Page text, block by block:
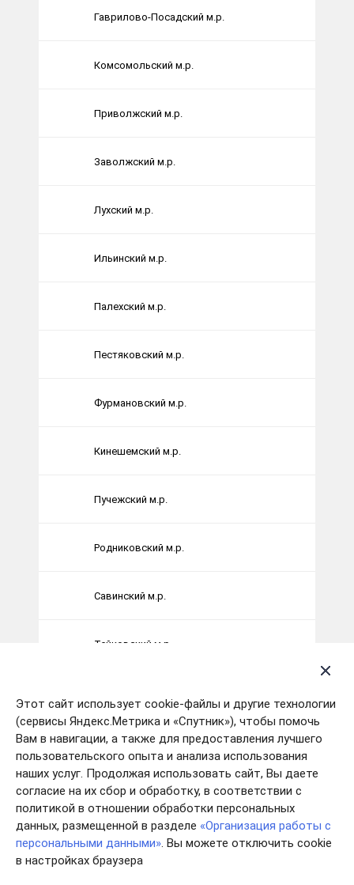
Этот сайт использует cookie-файлы и другие технологии
(сервисы Яндекс.Метрика и «Спутник»), чтобы помочь
Вам в навигации, а также для предоставления лучшего
пользовательского опыта и анализа использования
наших услуг. Продолжая использовать сайт, Вы даете
согласие на их сбор и обработку, в соответствии с
политикой в отношении обработки персональных
данных, размещенной в разделе «Организация работы с
персональными данными». Вы можете отключить cookie
в настройках браузера
Гаврилово-Посадский м.р.
Комсомольский м.р.
Приволжский м.р.
Заволжский м.р.
Лухский м.р.
Ильинский м.р.
Палехский м.р.
Пестяковский м.р.
Фурмановский м.р.
Кинешемский м.р.
Пучежский м.р.
Родниковский м.р.
Савинский м.р.
Тейковский м.р.
Южский м.р.
Юрьевецкий м.р.
Мониторинг платы граждан за коммунальные
услуги